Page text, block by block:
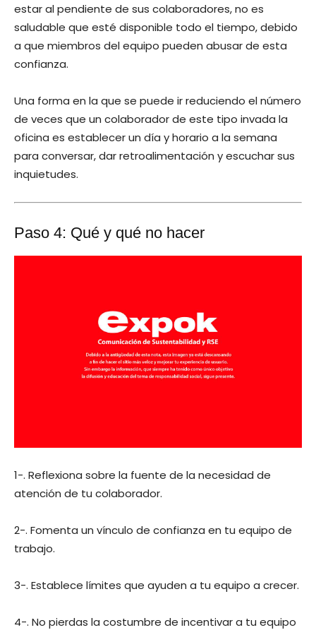
estar al pendiente de sus colaboradores, no es
saludable que esté disponible todo el tiempo, debido
a que miembros del equipo pueden abusar de esta
confianza.
Una forma en la que se puede ir reduciendo el número
de veces que un colaborador de este tipo invada la
oficina es establecer un día y horario a la semana
para conversar, dar retroalimentación y escuchar sus
inquietudes.
Paso 4: Qué y qué no hacer
1-. Reflexiona sobre la fuente de la necesidad de
atención de tu colaborador.
2-. Fomenta un vínculo de confianza en tu equipo de
trabajo.
3-. Establece límites que ayuden a tu equipo a crecer.
4-. No pierdas la costumbre de incentivar a tu equipo